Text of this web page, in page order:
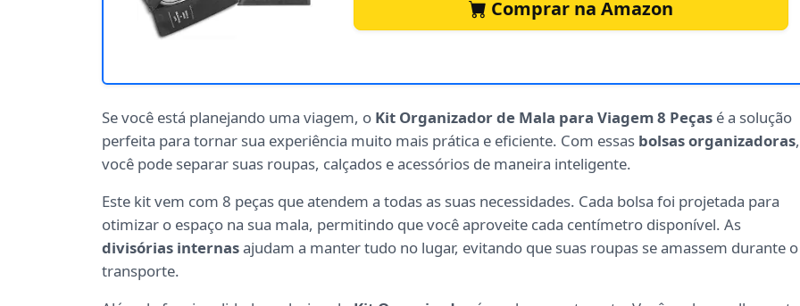
Comprar na Amazon
Se você está planejando uma viagem, o Kit Organizador de Mala para Viagem 8 Peças é a solução
perfeita para tornar sua experiência muito mais prática e eficiente. Com essas bolsas organizadoras,
você pode separar suas roupas, calçados e acessórios de maneira inteligente.
Este kit vem com 8 peças que atendem a todas as suas necessidades. Cada bolsa foi projetada para
otimizar o espaço na sua mala, permitindo que você aproveite cada centímetro disponível. As
divisórias internasajudam a manter tudo no lugar, evitando que suas roupas se amassem durante o
transporte.